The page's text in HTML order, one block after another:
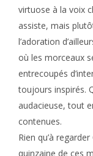
virtuose à la voix
assiste, mais
l’adoration
où les morceaux
entrecoupés
toujours inspirés.
audacieuse, tout
contenues.
Rien qu’à
quinzaine de ces